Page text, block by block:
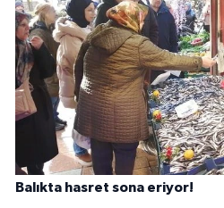
Balıkta hasret sona eriyor!